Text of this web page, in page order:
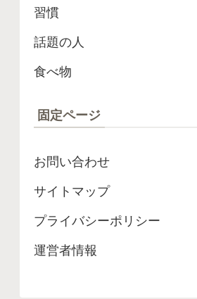
習慣
話題の人
食べ物
固定ページ
お問い合わせ
サイトマップ
プライバシーポリシー
運営者情報